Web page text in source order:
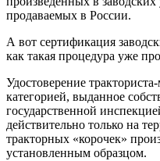
продаваемых в России.
А вот сертификация
как такая процедура уже
Удостоверение
категорией, выданное
государственной
действительно только на
тракторных «корочек»
установленным образцом.